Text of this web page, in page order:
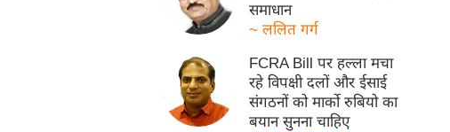
समाधान
~ ललित गर्ग
FCRA Bill पर हल्ला मचा
रहे विपक्षी दलों और ईसाई
संगठनों को मार्को रुबियो का
बयान सुनना चाहिए